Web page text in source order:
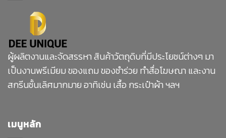
ผู้ผลิตงานและจัดสรรหา สินค้าวัตถุดิบที่มีประโยชน์ต่างๆ มา
เป็นงานพรีเมียม ของแถม ของชำร่วย ทำสื่อโฆษณา และงาน
สกรีนชั้นเลิศมากมาย อาทิเช่น เสื้อ กระเป๋าผ้า ฯลฯ
เมนูหลัก